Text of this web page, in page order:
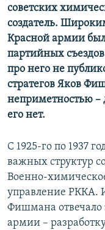
советских
создатель.
Красной армии
партийных
про него не
стратегов Яков
неприметностью –
его нет.
С 1925-го по 1937
важных структур
Военно-
управление РККА.
Фишмана отвечало
армии –